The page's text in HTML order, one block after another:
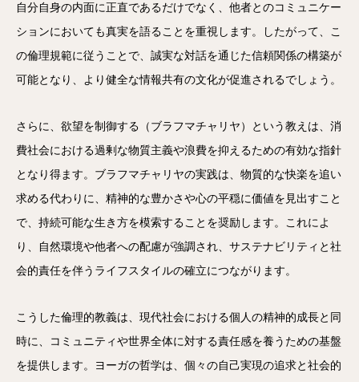
自分自身の内面に正直であるだけでなく、他者とのコミュニケー
ションにおいても真実を語ることを重視します。したがって、こ
の倫理規範に従うことで、誠実な対話を通じた信頼関係の構築が
可能となり、より健全な情報共有の文化が促進されるでしょう。
さらに、欲望を制御する（ブラフマチャリヤ）という教えは、消
費社会における過剰な物質主義や浪費を抑えるための有効な指針
となり得ます。ブラフマチャリヤの実践は、物質的な快楽を追い
求める代わりに、精神的な豊かさや心の平穏に価値を見出すこと
で、持続可能な生き方を模索することを奨励します。これによ
り、自然環境や他者への配慮が強調され、サステナビリティと社
会的責任を伴うライフスタイルの確立につながります。
こうした倫理的教義は、現代社会における個人の精神的成長と同
時に、コミュニティや世界全体に対する責任感を養うための基盤
を提供します。ヨーガの哲学は、個々の自己実現の追求と社会的